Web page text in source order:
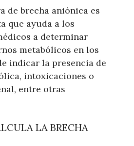
de brecha aniónica es
que ayuda a los
a determinar
metabólicos en los
indicar la presencia de
intoxicaciones o
entre otras
LA BRECHA